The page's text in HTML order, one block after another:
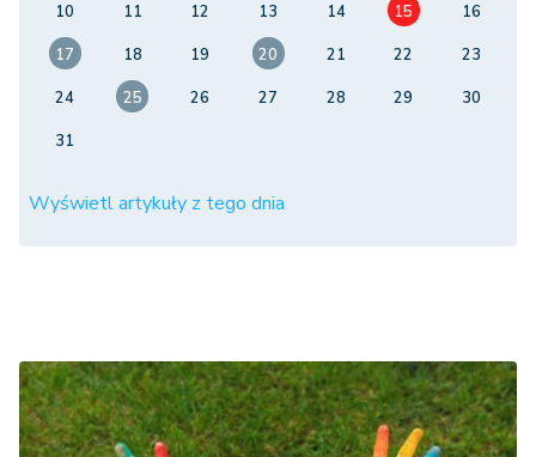
10
11 12 13 14 15
16
17
18 19 20 21 22
23
24
25 26 27 28 29
30
31
Wyświetl artykuły z tego dnia